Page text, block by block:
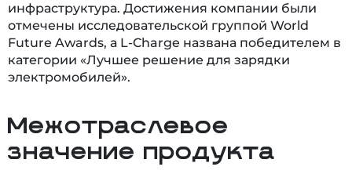
инфраструктура. Достижения компании были
отмечены исследовательской группой World
Future Awards, а L-Charge названа победителем в
категории «Лучшее решение для зарядки
электромобилей».
Межотраслевое
значение продукта